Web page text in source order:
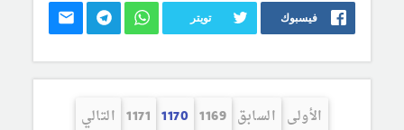
فيسبوك تويتر
الأولى السابق 1169
1170
1171 التالي